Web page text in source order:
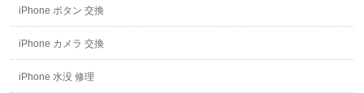
iPhone ボタン 交換
iPhone カメラ 交換
iPhone 水没 修理